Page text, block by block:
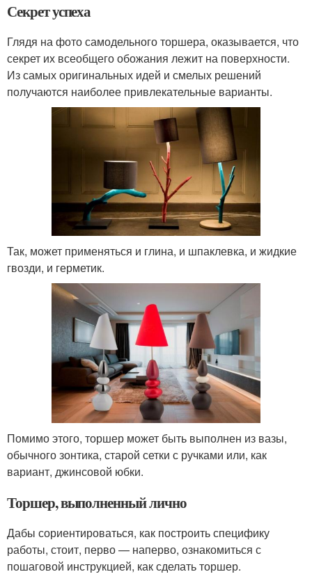
Секрет успеха
Глядя на фото самодельного торшера, оказывается, что
секрет их всеобщего обожания лежит на поверхности.
Из самых оригинальных идей и смелых решений
получаются наиболее привлекательные варианты.
Так, может применяться и глина, и шпаклевка, и жидкие
гвозди, и герметик.
Помимо этого, торшер может быть выполнен из вазы,
обычного зонтика, старой сетки с ручками или, как
вариант, джинсовой юбки.
Торшер, выполненный лично
Дабы сориентироваться, как построить специфику
работы, стоит, перво — наперво, ознакомиться с
пошаговой инструкцией, как сделать торшер.